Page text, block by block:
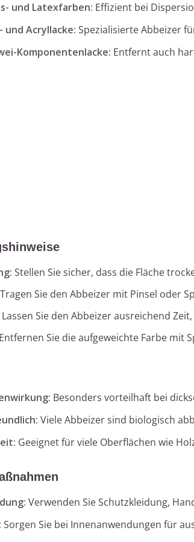
und Latexfarben: Effizient bei
und Acryllacke: Spezialisierte Abbeizer
Komponentenlacke: Entfernt auch
Stellen Sie sicher, dass die Fläche
Tragen Sie den Abbeizer mit Pinsel oder
Lassen Sie den Abbeizer ausreichend
Entfernen Sie die aufgeweichte Farbe mit
Besonders vorteilhaft bei
Viele Abbeizer sind biologisch
Geeignet für viele Oberflächen wie
Verwenden Sie Schutzkleidung,
Sorgen Sie bei Innenanwendungen für